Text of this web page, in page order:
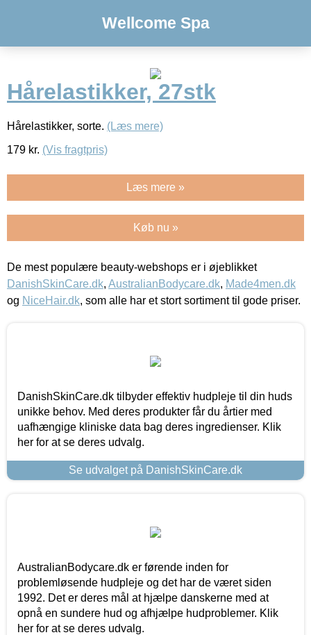
Wellcome Spa
Hårelastikker, 27stk
Hårelastikker, sorte. (Læs mere)
179 kr. (Vis fragtpris)
Læs mere »
Køb nu »
De mest populære beauty-webshops er i øjeblikket
DanishSkinCare.dk, AustralianBodycare.dk, Made4men.dk
og NiceHair.dk, som alle har et stort sortiment til gode priser.
DanishSkinCare.dk tilbyder effektiv hudpleje til din huds
unikke behov. Med deres produkter får du årtier med
uafhængige kliniske data bag deres ingredienser. Klik
her for at se deres udvalg.
Se udvalget på DanishSkinCare.dk
AustralianBodycare.dk er førende inden for
problemløsende hudpleje og det har de været siden
1992. Det er deres mål at hjælpe danskerne med at
opnå en sundere hud og afhjælpe hudproblemer. Klik
her for at se deres udvalg.